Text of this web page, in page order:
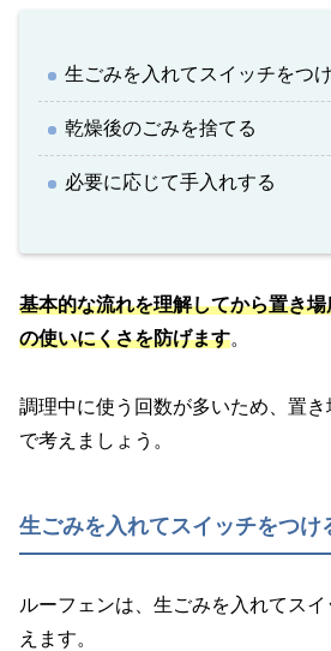
生ごみを入れてスイッチをつ
乾燥後のごみを捨てる
必要に応じて手入れする
基本的な流れを理解してから置き
の使いにくさを防げます。
調理中に使う回数が多いため、置き
で考えましょう。
生ごみを入れてスイッチをつけ
ルーフェンは、生ごみを入れてス
えます。